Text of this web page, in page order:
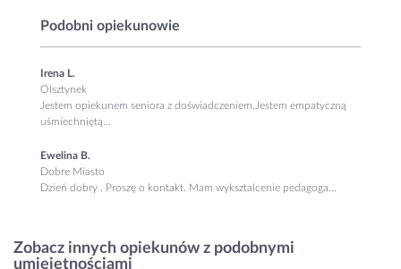
Podobni opiekunowie
Irena L.
Olsztynek
Jestem opiekunem seniora z doświadczeniem.Jestem empatyczną
uśmiechniętą...
Ewelina B.
Dobre Miasto
Dzień dobry . Proszę o kontakt. Mam wyksztalcenie pedagoga...
Zobacz innych opiekunów z podobnymi
umiejętnościami